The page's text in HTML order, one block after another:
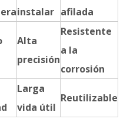
instalar afilada
Alta
precisión
Resistente
a la
corrosión
Larga
vida útil
Reutilizable